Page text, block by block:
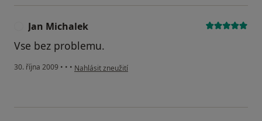
Jan Michalek
Vse bez problemu.
30. října 2009 • • • podle názoru uživatele Jan Michalek
Nahlásit zneužití